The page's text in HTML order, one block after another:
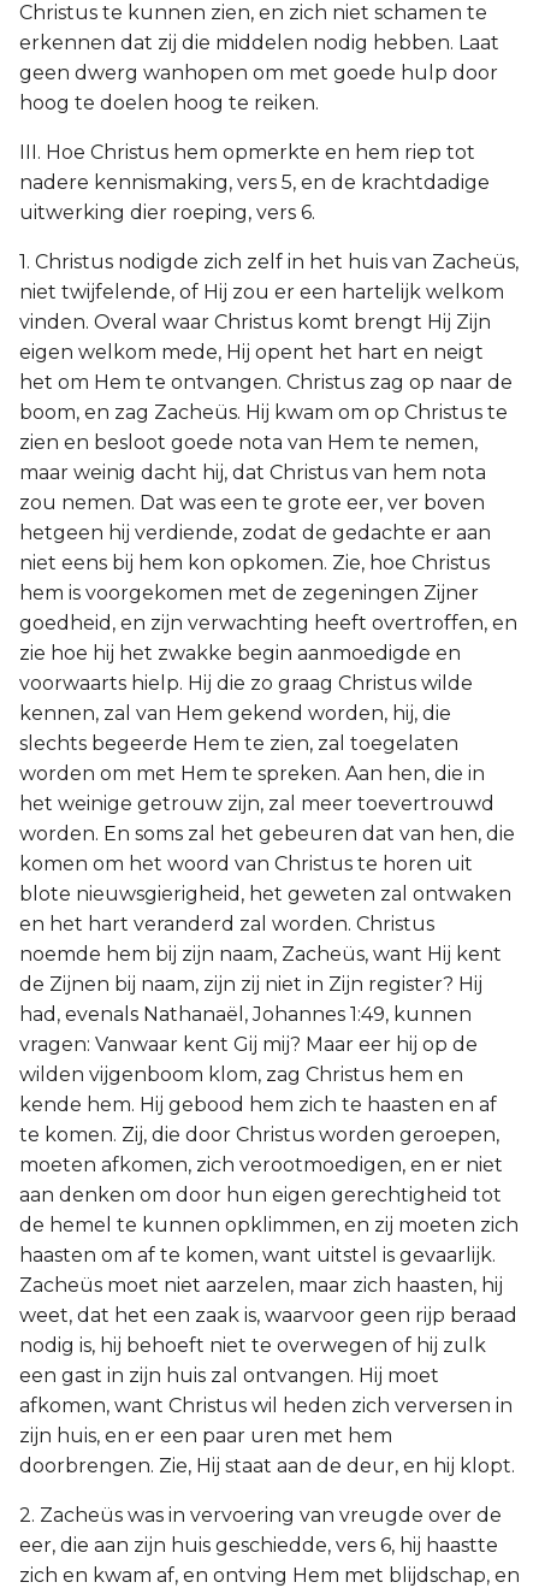
Christus te kunnen zien, en zich niet schamen te
erkennen dat zij die middelen nodig hebben. Laat
geen dwerg wanhopen om met goede hulp door
hoog te doelen hoog te reiken.
III. Hoe Christus hem opmerkte en hem riep tot
nadere kennismaking, vers 5, en de krachtdadige
uitwerking dier roeping, vers 6.
1. Christus nodigde zich zelf in het huis van Zacheüs,
niet twijfelende, of Hij zou er een hartelijk welkom
vinden. Overal waar Christus komt brengt Hij Zijn
eigen welkom mede, Hij opent het hart en neigt
het om Hem te ontvangen. Christus zag op naar de
boom, en zag Zacheüs. Hij kwam om op Christus te
zien en besloot goede nota van Hem te nemen,
maar weinig dacht hij, dat Christus van hem nota
zou nemen. Dat was een te grote eer, ver boven
hetgeen hij verdiende, zodat de gedachte er aan
niet eens bij hem kon opkomen. Zie, hoe Christus
hem is voorgekomen met de zegeningen Zijner
goedheid, en zijn verwachting heeft overtroffen, en
zie hoe hij het zwakke begin aanmoedigde en
voorwaarts hielp. Hij die zo graag Christus wilde
kennen, zal van Hem gekend worden, hij, die
slechts begeerde Hem te zien, zal toegelaten
worden om met Hem te spreken. Aan hen, die in
het weinige getrouw zijn, zal meer toevertrouwd
worden. En soms zal het gebeuren dat van hen, die
komen om het woord van Christus te horen uit
blote nieuwsgierigheid, het geweten zal ontwaken
en het hart veranderd zal worden. Christus
noemde hem bij zijn naam, Zacheüs, want Hij kent
de Zijnen bij naam, zijn zij niet in Zijn register? Hij
had, evenals Nathanaël, Johannes 1:49, kunnen
vragen: Vanwaar kent Gij mij? Maar eer hij op de
wilden vijgenboom klom, zag Christus hem en
kende hem. Hij gebood hem zich te haasten en af
te komen. Zij, die door Christus worden geroepen,
moeten afkomen, zich verootmoedigen, en er niet
aan denken om door hun eigen gerechtigheid tot
de hemel te kunnen opklimmen, en zij moeten zich
haasten om af te komen, want uitstel is gevaarlijk.
Zacheüs moet niet aarzelen, maar zich haasten, hij
weet, dat het een zaak is, waarvoor geen rijp beraad
nodig is, hij behoeft niet te overwegen of hij zulk
een gast in zijn huis zal ontvangen. Hij moet
afkomen, want Christus wil heden zich verversen in
zijn huis, en er een paar uren met hem
doorbrengen. Zie, Hij staat aan de deur, en hij klopt.
2. Zacheüs was in vervoering van vreugde over de
eer, die aan zijn huis geschiedde, vers 6, hij haastte
zich en kwam af, en ontving Hem met blijdschap, en